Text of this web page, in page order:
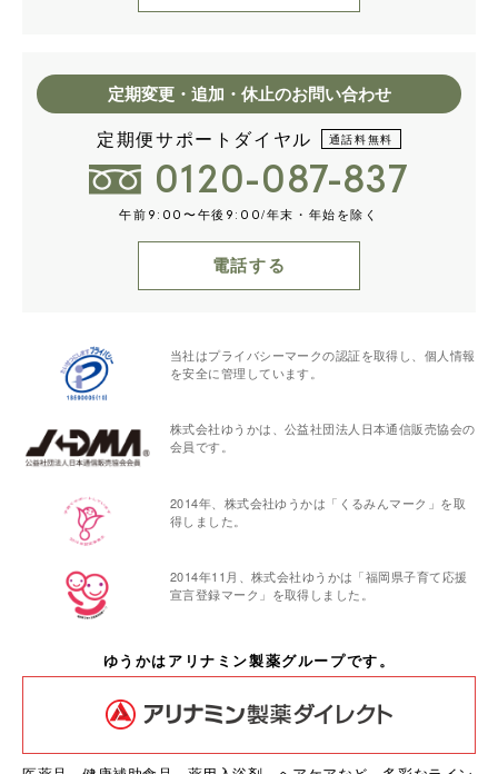
定期変更・追加・休止のお問い合わせ
定期便サポートダイヤル 通話料無料
0120-087-837
午前 9:00 〜午後 9:00/年末・年始を除く
電話する
当社はプライバシーマークの認証を取得し、個人情報
を安全に管理しています。
株式会社ゆうかは、公益社団法人日本通信販売協会の
会員です。
2014年、株式会社ゆうかは「くるみんマーク」を取
得しました。
2014年11月、株式会社ゆうかは「福岡県子育て応援
宣言登録マーク」を取得しました。
ゆうかはアリナミン製薬グループです。